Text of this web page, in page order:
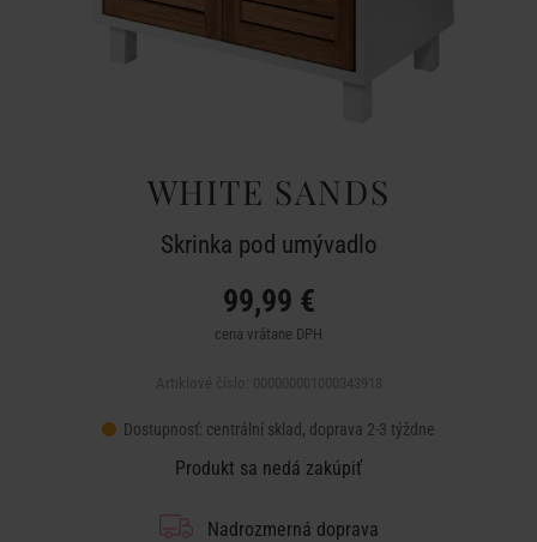
WHITE SANDS
Skrinka pod umývadlo
99,99 €
cena vrátane DPH
Dostupnosť: centrální sklad, doprava 2-3 týždne
Produkt sa nedá zakúpiť
Nadrozmerná doprava